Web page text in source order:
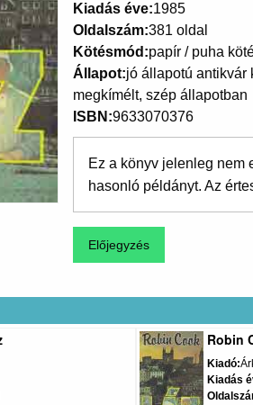
Kiadás éve 1985
Oldalszám 381 oldal
Kötésmód papír / puha
Állapot jó állapotú antikvár
megkímélt, szép állapotban
ISBN 9633070376
Ez a könyv jelenleg nem
hasonló példányt. Az
Robin
Kiadó
Kiadás